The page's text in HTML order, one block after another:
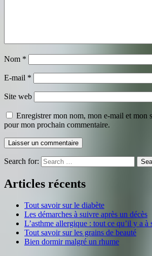
Nom *
E-mail *
Site web
Enregistrer mon nom, mon e-mail et mon
pour mon prochain commentaire.
Search for:
Articles récents
Tout savoir sur le diabète
Les démarches à suivre après un décès
L’asthme allergique : tout ce qu’il y a à
Tout savoir sur les grains de beauté
Bien dormir malgré un rhume